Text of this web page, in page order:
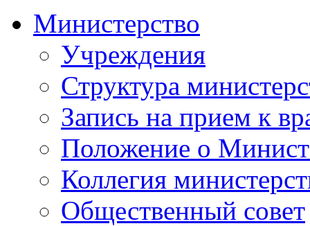
Министерство
Учреждения
Структура
Запись на прием к
Положение о
Коллегия
Общественный совет